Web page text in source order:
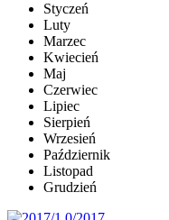
Styczeń
Luty
Marzec
Kwiecień
Maj
Czerwiec
Lipiec
Sierpień
Wrzesień
Październik
Listopad
Grudzień